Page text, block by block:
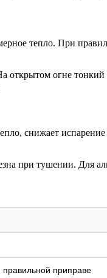
тепло. При
открытом огне
снижает
при тушении. Для
правильной приправе